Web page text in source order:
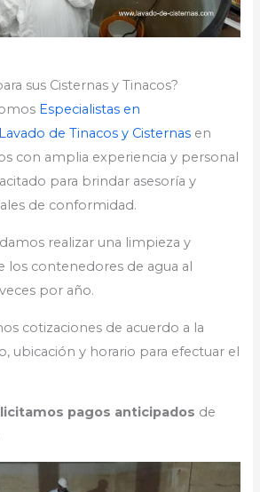
sus Cisternas y Tinacos?
Especialistas en
de Tinacos y Cisternas en
con amplia experiencia y personal
para brindar asesoría y
de conformidad.
realizar una limpieza y
los contenedores de agua al
por año.
cotizaciones de acuerdo a la
ubicación y horario para efectuar el
pagos anticipados de